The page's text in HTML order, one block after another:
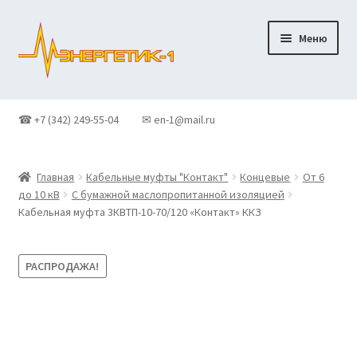
Перейти
навигации
Перейти
содержимому
Меню
Контакты
Новости
☎ +7 (342) 249-55-04 ✉ en-1@mail.ru
Главная Кабельные муфты "Контакт" Концевые
От 6
до 10 кВ
С бумажной маслопропитанной изоляцией
Кабельная муфта 3КВТП-10-70/120 «Контакт» ККЗ
РАСПРОДАЖА!